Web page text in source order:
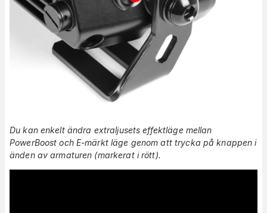
Du kan enkelt ändra extraljusets effektläge mellan
PowerBoost och E-märkt läge genom att trycka på knappen i
änden av armaturen (markerat i rött).